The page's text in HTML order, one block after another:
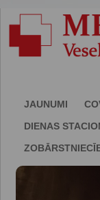
JAUNUMI
DIENAS